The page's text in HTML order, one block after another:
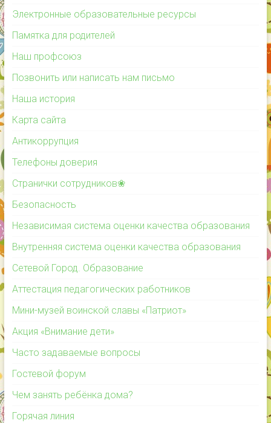
Электронные образовательные ресурсы
Памятка для родителей
Наш профсоюз
Позвонить или написать нам письмо
Наша история
Карта сайта
Антикоррупция
Телефоны доверия
Странички сотрудников❀
Безопасность
Независимая система оценки качества образования
Внутренняя система оценки качества образования
Сетевой Город. Образование
Аттестация педагогических работников
Мини-музей воинской славы «Патриот»
Акция «Внимание дети»
Часто задаваемые вопросы
Гостевой форум
Чем занять ребёнка дома?
Горячая линия